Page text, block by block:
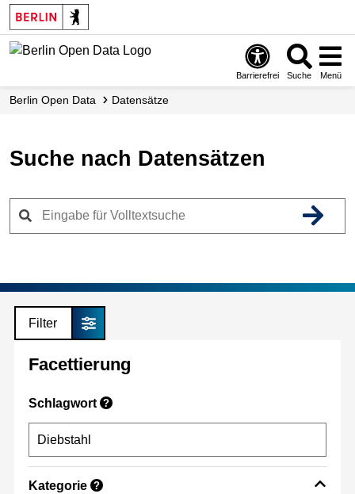
Skip
to
main
Barrierefrei Suche Menü
Berlin Open Data Datensätze
Suche nach Datensätzen
Filter
Facettierung
Schlagwort ?
Kategorie ?